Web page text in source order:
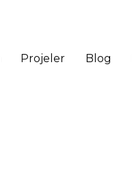
Projeler Blog